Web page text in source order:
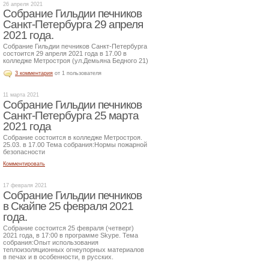
26 апреля 2021
Собрание Гильдии печников
Санкт-Петербурга 29 апреля
2021 года.
Собрание Гильдии печников Санкт-Петербурга
состоится 29 апреля 2021 года в 17.00 в
колледже Метростроя (ул.Демьяна Бедного 21)
3 комментария от 1 пользователя
11 марта 2021
Собрание Гильдии печников
Санкт-Петербурга 25 марта
2021 года
Собрание состоится в колледже Метростроя.
25.03. в 17.00 Тема собрания:Нормы пожарной
безопасности
Комментировать
17 февраля 2021
Собрание Гильдии печников
в Скайпе 25 февраля 2021
года.
Собрание состоится 25 февраля (четверг)
2021 года, в 17:00 в программе Skype. Тема
собрания:Опыт использования
теплоизоляционных огнеупорных материалов
в печах и в особенности, в русских.